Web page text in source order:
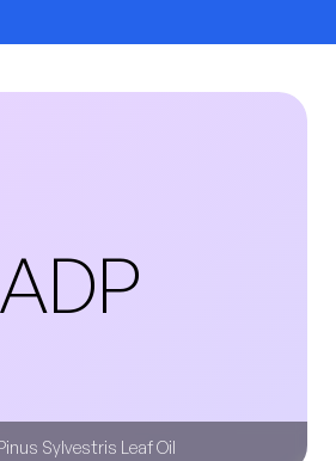
ADP
Sylvestris Leaf Oil